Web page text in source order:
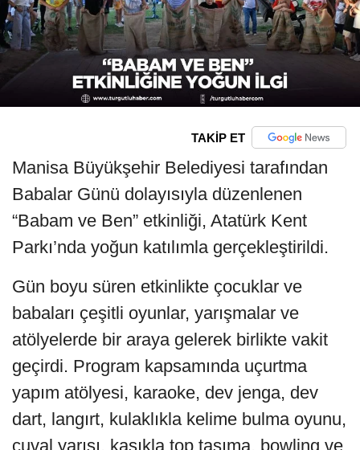
TAKİP ET
Manisa Büyükşehir Belediyesi tarafından
Babalar Günü dolayısıyla düzenlenen
“Babam ve Ben” etkinliği, Atatürk Kent
Parkı’nda yoğun katılımla gerçekleştirildi.
Gün boyu süren etkinlikte çocuklar ve
babaları çeşitli oyunlar, yarışmalar ve
atölyelerde bir araya gelerek birlikte vakit
geçirdi. Program kapsamında uçurtma
yapım atölyesi, karaoke, dev jenga, dev
dart, langırt, kulaklıkla kelime bulma oyunu,
çuval yarışı, kaşıkla top taşıma, bowling ve